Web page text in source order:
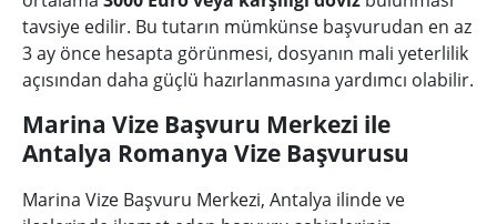
tavsiye edilir. Bu tutarın mümkünse başvurudan en az
3 ay önce hesapta görünmesi, dosyanın mali yeterlilik
açısından daha güçlü hazırlanmasına yardımcı olabilir.
Marina Vize Başvuru Merkezi ile
Antalya Romanya Vize Başvurusu
Marina Vize Başvuru Merkezi, Antalya ilinde ve